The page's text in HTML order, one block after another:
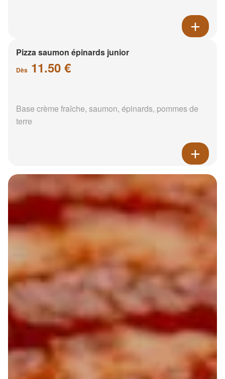
Pizza saumon épinards junior
Dès 11.50 €
Base crème fraîche, saumon, épinards, pommes de
terre